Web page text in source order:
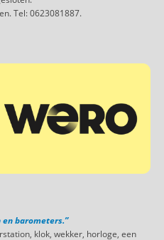
Tel: 0623081887.
barometers.”
klok, wekker, horloge, een